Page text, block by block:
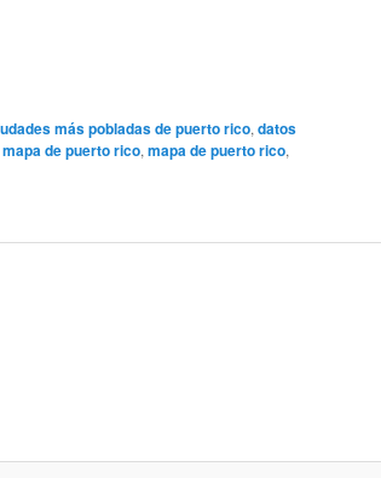
más pobladas de puerto rico, datos
de puerto rico, mapa de puerto rico,